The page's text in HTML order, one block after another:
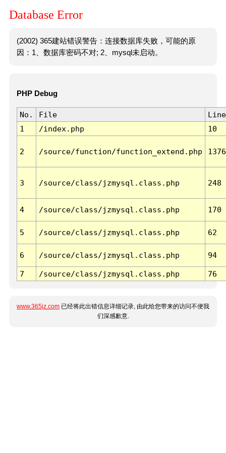
Database Error
(2002) 365建站错误警告：连接数据库失败，可能的原
因：1、数据库密码不对; 2、mysql未启动。
PHP Debug
No. File
Line
1
/index.php 10
2 /source/function/function_extend.php 1376
3 /source/class/jzmysql.class.php 248
4 /source/class/jzmysql.class.php 170
5 /source/class/jzmysql.class.php 62
6 /source/class/jzmysql.class.php 94
7 /source/class/jzmysql.class.php 76
www.365jz.com 已经将此出错信息详细记录, 由此给您带来的访问不便我
们深感歉意.